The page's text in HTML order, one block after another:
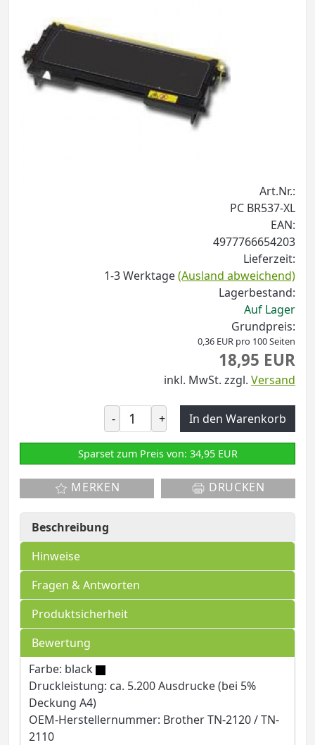
Art.Nr.:
PC BR537-XL
EAN:
4977766654203
Lieferzeit:
1-3 Werktage(Ausland abweichend)
Lagerbestand:
Auf Lager
Grundpreis:
0,36 EUR pro 100 Seiten
18,95 EUR
inkl. MwSt. zzgl. Versand
- + In den Warenkorb
Sparset zum Preis von: 34,95 EUR
MERKEN DRUCKEN
Beschreibung
Hinweise
Fragen & Antworten
Produktsicherheit
Bewertung
Farbe: black
Druckleistung: ca. 5.200 Ausdrucke (bei 5%
Deckung A4)
OEM-Herstellernummer: Brother TN-2120 / TN-
2110